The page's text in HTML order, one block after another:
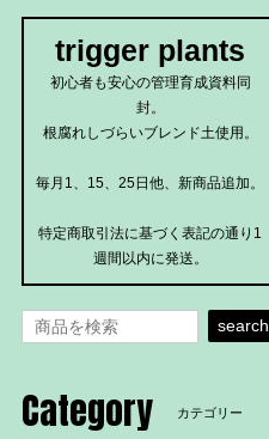
trigger plants
初心者も安心の管理育成資料同
封。
根腐れしづらいブレンド土使用。
毎月1、15、25日他、新商品追加。
特定商取引法に基づく表記の通り1
週間以内に発送。
search
Category カテゴリー